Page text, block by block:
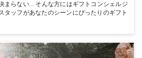
まらない… そんな方にはギフトコンシェルジ
タッフがあなたのシーンにぴったりのギフト